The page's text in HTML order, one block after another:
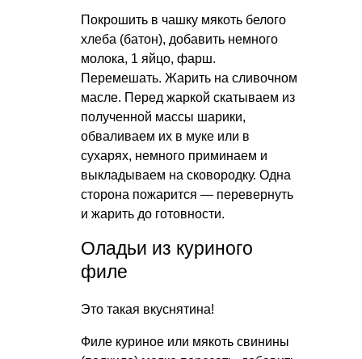
Покрошить в чашку мякоть белого
хлеба (батон), добавить немного
молока, 1 яйцо, фарш.
Перемешать. Жарить на сливочном
масле. Перед жаркой скатываем из
полученной массы шарики,
обваливаем их в муке или в
сухарях, немного приминаем и
выкладываем на сковородку. Одна
сторона пожарится — перевернуть
и жарить до готовности.
Оладьи из куриного
филе
Это такая вкуснятина!
Филе куриное или мякоть свинины